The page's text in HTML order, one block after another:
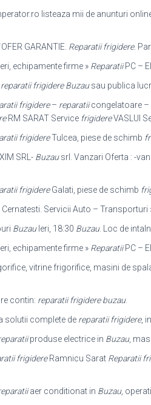
listeaza mii de anunturi
GARANTIE. Reparatii frigidere.
echipamente firme » ReparatiiPC –
reparatii frigidere Buzausau publica
frigidere– reparatiicongelatoare –
RM SARAT Service frigidereVASLUI
frigidereTulcea, piese de schimb
SRL- Buzausrl. Vanzari Oferta : -
frigidereGalati, piese de schimb
Servicii Auto – Transporturi
BuzauIeri, 18:30 Buzau. Loc de
echipamente firme » ReparatiiPC –
vitrine frigorifice, masini de
contin: reparatii frigidere buzau.
solutii complete de reparatii frigidere,
produse electrice in Buzau,
frigidereRamnicu Sarat Reparatii
aer conditionat in Buzau,